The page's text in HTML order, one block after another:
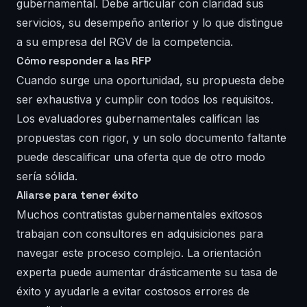
gubernamental. Debe articular con claridad sus
servicios, su desempeño anterior y lo que distingue
a su empresa del RGV de la competencia.
Cómo responder a las RFP
Cuando surge una oportunidad, su propuesta debe
ser exhaustiva y cumplir con todos los requisitos.
Los evaluadores gubernamentales califican las
propuestas con rigor, y un solo documento faltante
puede descalificar una oferta que de otro modo
sería sólida.
Aliarse para tener éxito
Muchos contratistas gubernamentales exitosos
trabajan con consultores en adquisiciones para
navegar este proceso complejo. La orientación
experta puede aumentar drásticamente su tasa de
éxito y ayudarle a evitar costosos errores de